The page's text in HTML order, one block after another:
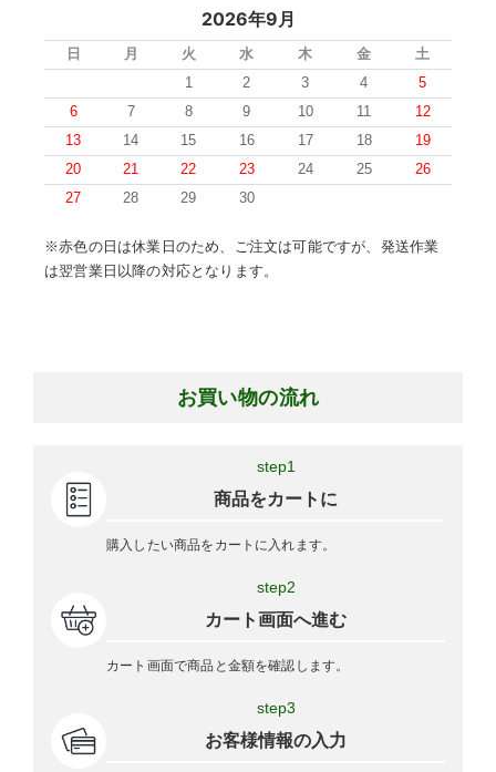
2026年9月
日 月 火 水 木 金
土
1
2 3 4
5
6
7 8 9 10 11
12
13
14 15 16 17 18
19
20
21 22 23 24 25
26
27
28 29 30
※赤色の日は休業日のため、ご注文は可能ですが、発送作業
は翌営業日以降の対応となります。
お買い物の流れ
step1
商品をカートに
購入したい商品をカートに入れます。
step2
カート画面へ進む
カート画面で商品と金額を確認します。
step3
お客様情報の入力